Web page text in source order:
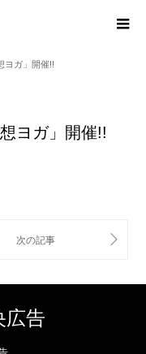
ヨガ」開催!!
ヨガ」開催!!
広告